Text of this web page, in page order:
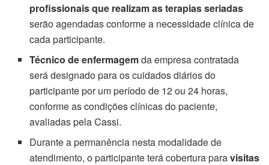
profissionais que realizam as terapias seriadas
serão agendadas conforme a necessidade clínica de
cada participante.
Técnico de enfermagemda empresa contratada
será designado para os cuidados diários do
participante por um período de 12 ou 24 horas,
conforme as condições clínicas do paciente,
avaliadas pela Cassi.
Durante a permanência nesta modalidade de
atendimento, o participante terá cobertura paravisitas